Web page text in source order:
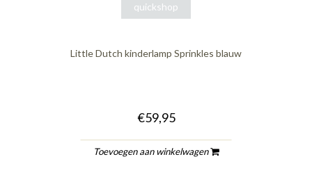
quickshop
Little Dutch kinderlamp Sprinkles blauw
€59,95
Toevoegen aan winkelwagen